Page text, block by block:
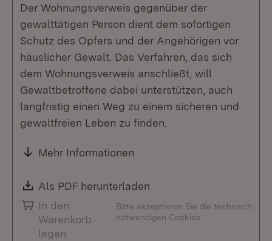
Der Wohnungsverweis gegenüber der
gewalttätigen Person dient dem sofortigen
Schutz des Opfers und der Angehörigen vor
häuslicher Gewalt. Das Verfahren, das sich
dem Wohnungsverweis anschließt, will
Gewaltbetroffene dabei unterstützen, auch
langfristig einen Weg zu einem sicheren und
gewaltfreien Leben zu finden.
Mehr Informationen
Download:
Als PDF herunterladen
In den
Warenkorb
legen
Bitte akzeptieren Sie die technisch
notwendigen Cookies